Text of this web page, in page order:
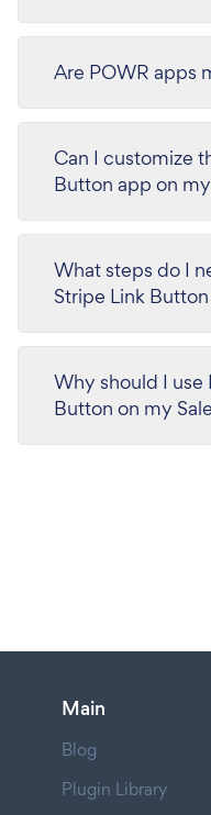
Are POWR apps
Can I customize
Button app on
What steps do I
Stripe Link
Why should I use
Button on my
Main
Blog
Plugin Library